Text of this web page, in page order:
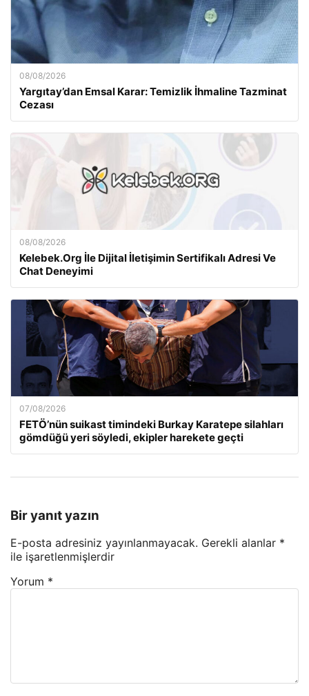
08/08/2026
Yargıtay’dan Emsal Karar: Temizlik İhmaline Tazminat
Cezası
08/08/2026
Kelebek.Org İle Dijital İletişimin Sertifikalı Adresi Ve
Chat Deneyimi
07/08/2026
FETÖ’nün suikast timindeki Burkay Karatepe silahları
gömdüğü yeri söyledi, ekipler harekete geçti
Bir yanıt yazın
E-posta adresiniz yayınlanmayacak. Gerekli alanlar *
ile işaretlenmişlerdir
Yorum *